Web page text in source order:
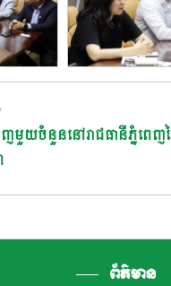
ញមួយចំនួននៅរាជធានីភ្នំពេញ
ព័ត៌មាន